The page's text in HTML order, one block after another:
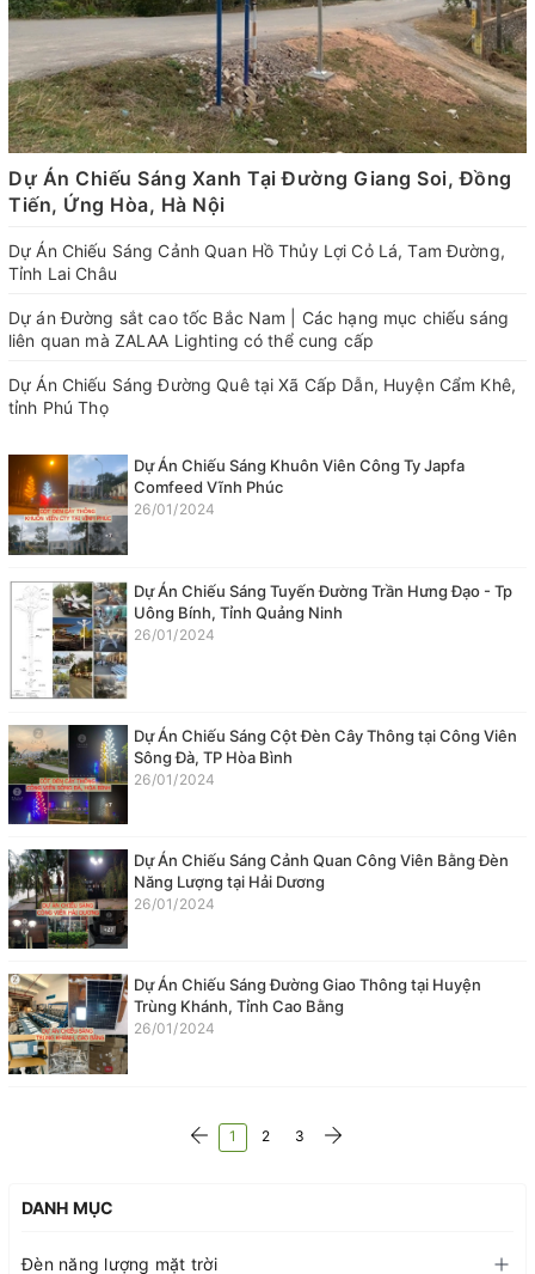
Dự Án Chiếu Sáng Xanh Tại Đường Giang Soi, Đồng
Tiến, Ứng Hòa, Hà Nội
Dự Án Chiếu Sáng Cảnh Quan Hồ Thủy Lợi Cỏ Lá, Tam Đường,
Tỉnh Lai Châu
Dự án Đường sắt cao tốc Bắc Nam | Các hạng mục chiếu sáng
liên quan mà ZALAA Lighting có thể cung cấp
Dự Án Chiếu Sáng Đường Quê tại Xã Cấp Dẫn, Huyện Cẩm Khê,
tỉnh Phú Thọ
Dự Án Chiếu Sáng Khuôn Viên Công Ty Japfa
Comfeed Vĩnh Phúc
26/01/2024
Dự Án Chiếu Sáng Tuyến Đường Trần Hưng Đạo - Tp
Uông Bính, Tỉnh Quảng Ninh
26/01/2024
Dự Án Chiếu Sáng Cột Đèn Cây Thông tại Công Viên
Sông Đà, TP Hòa Bình
26/01/2024
Dự Án Chiếu Sáng Cảnh Quan Công Viên Bằng Đèn
Năng Lượng tại Hải Dương
26/01/2024
Dự Án Chiếu Sáng Đường Giao Thông tại Huyện
Trùng Khánh, Tỉnh Cao Bằng
26/01/2024
1 2 3
DANH MỤC
Đèn năng lượng mặt trời